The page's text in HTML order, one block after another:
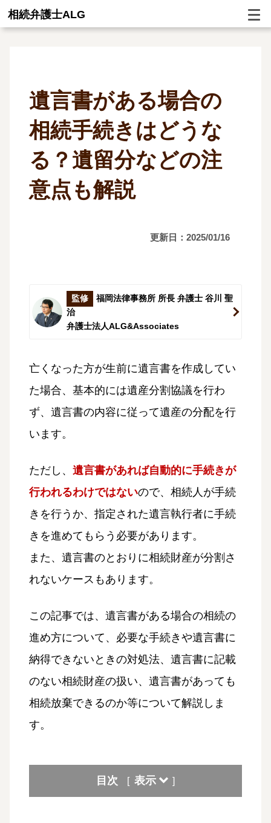
相続弁護士ALG
遺言書がある場合の
相続手続きはどうな
る？遺留分などの注
意点も解説
更新日：2025/01/16
監修
福岡法律事務所 所長 弁護士 谷川 聖
治
弁護士法人ALG&Associates
亡くなった方が生前に遺言書を作成してい
た場合、基本的には遺産分割協議を行わ
ず、遺言書の内容に従って遺産の分配を行
います。
ただし、 遺言書があれば自動的に手続きが
行われるわけではないので、相続人が手続
きを行うか、指定された遺言執行者に手続
きを進めてもらう必要があります。
また、遺言書のとおりに相続財産が分割さ
れないケースもあります。
この記事では、遺言書がある場合の相続の
進め方について、必要な手続きや遺言書に
納得できないときの対処法、遺言書に記載
のない相続財産の扱い、遺言書があっても
相続放棄できるのか等について解説しま
す。
目次 [ 表示 ]